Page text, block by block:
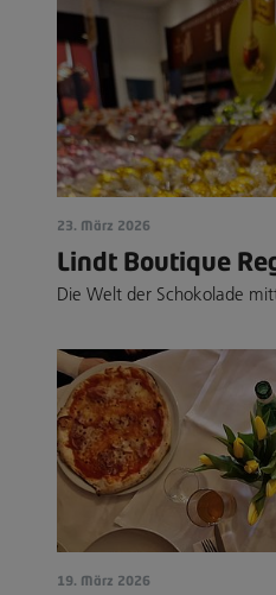
23. März 2026
Lindt Boutique
Die Welt der Schokolade
19. März 2026